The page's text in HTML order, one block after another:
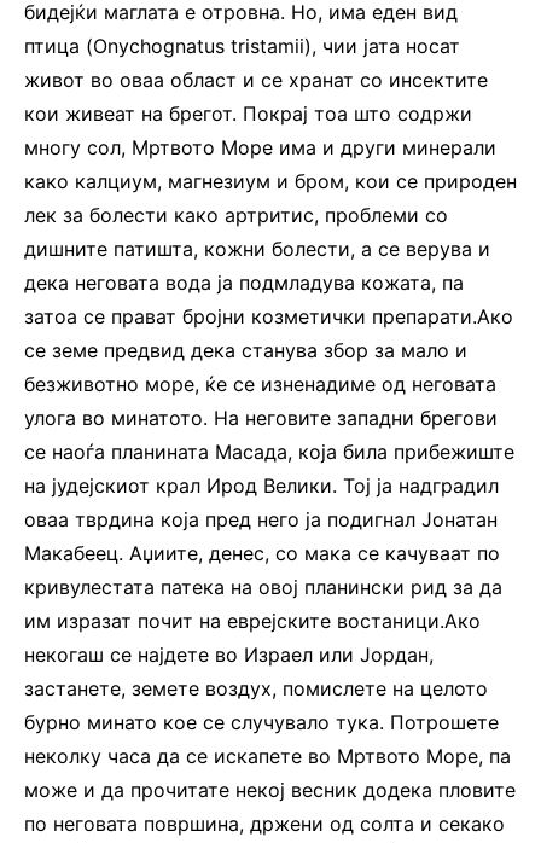
бидејќи маглата е отровна. Но, има еден вид
птица (Onychognatus tristamii), чии јата носат
живот во оваа област и се хранат со инсектите
кои живеат на брегот. Покрај тоа што содржи
многу сол, Мртвото Море има и други минерали
како калциум, магнезиум и бром, кои се природен
лек за болести како артритис, проблеми со
дишните патишта, кожни болести, а се верува и
дека неговата вода ја подмладува кожата, па
затоа се прават бројни козметички препарати.Ако
се земе предвид дека станува збор за мало и
безживотно море, ќе се изненадиме од неговата
улога во минатото. На неговите западни брегови
се наоѓа планината Масада, која била прибежиште
на јудејскиот крал Ирод Велики. Тој ја надградил
оваа тврдина која пред него ја подигнал Јонатан
Макабеец. Аџиите, денес, со мака се качуваат по
кривулестата патека на овој планински рид за да
им изразат почит на еврејските востаници.Ако
некогаш се најдете во Израел или Јордан,
застанете, земете воздух, помислете на целото
бурно минато кое се случувало тука. Потрошете
неколку часа да се искапете во Мртвото Море, па
може и да прочитате некој весник додека пловите
по неговата површина, држени од солта и секако